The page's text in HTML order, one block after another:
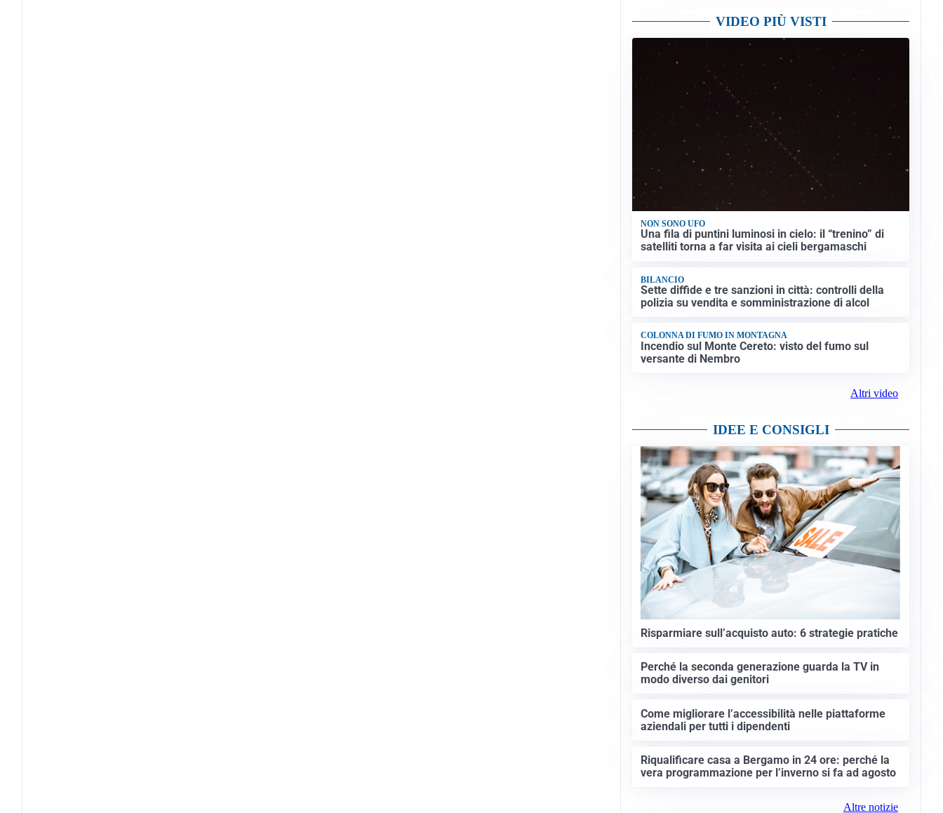
VIDEO PIÙ VISTI
NON SONO UFO
Una fila di puntini luminosi in cielo: il “trenino” di
satelliti torna a far visita ai cieli bergamaschi
BILANCIO
Sette diffide e tre sanzioni in città: controlli della
polizia su vendita e somministrazione di alcol
COLONNA DI FUMO IN MONTAGNA
Incendio sul Monte Cereto: visto del fumo sul
versante di Nembro
Altri video
IDEE E CONSIGLI
Risparmiare sull’acquisto auto: 6 strategie pratiche
Perché la seconda generazione guarda la TV in
modo diverso dai genitori
Come migliorare l’accessibilità nelle piattaforme
aziendali per tutti i dipendenti
Riqualificare casa a Bergamo in 24 ore: perché la
vera programmazione per l’inverno si fa ad agosto
Altre notizie